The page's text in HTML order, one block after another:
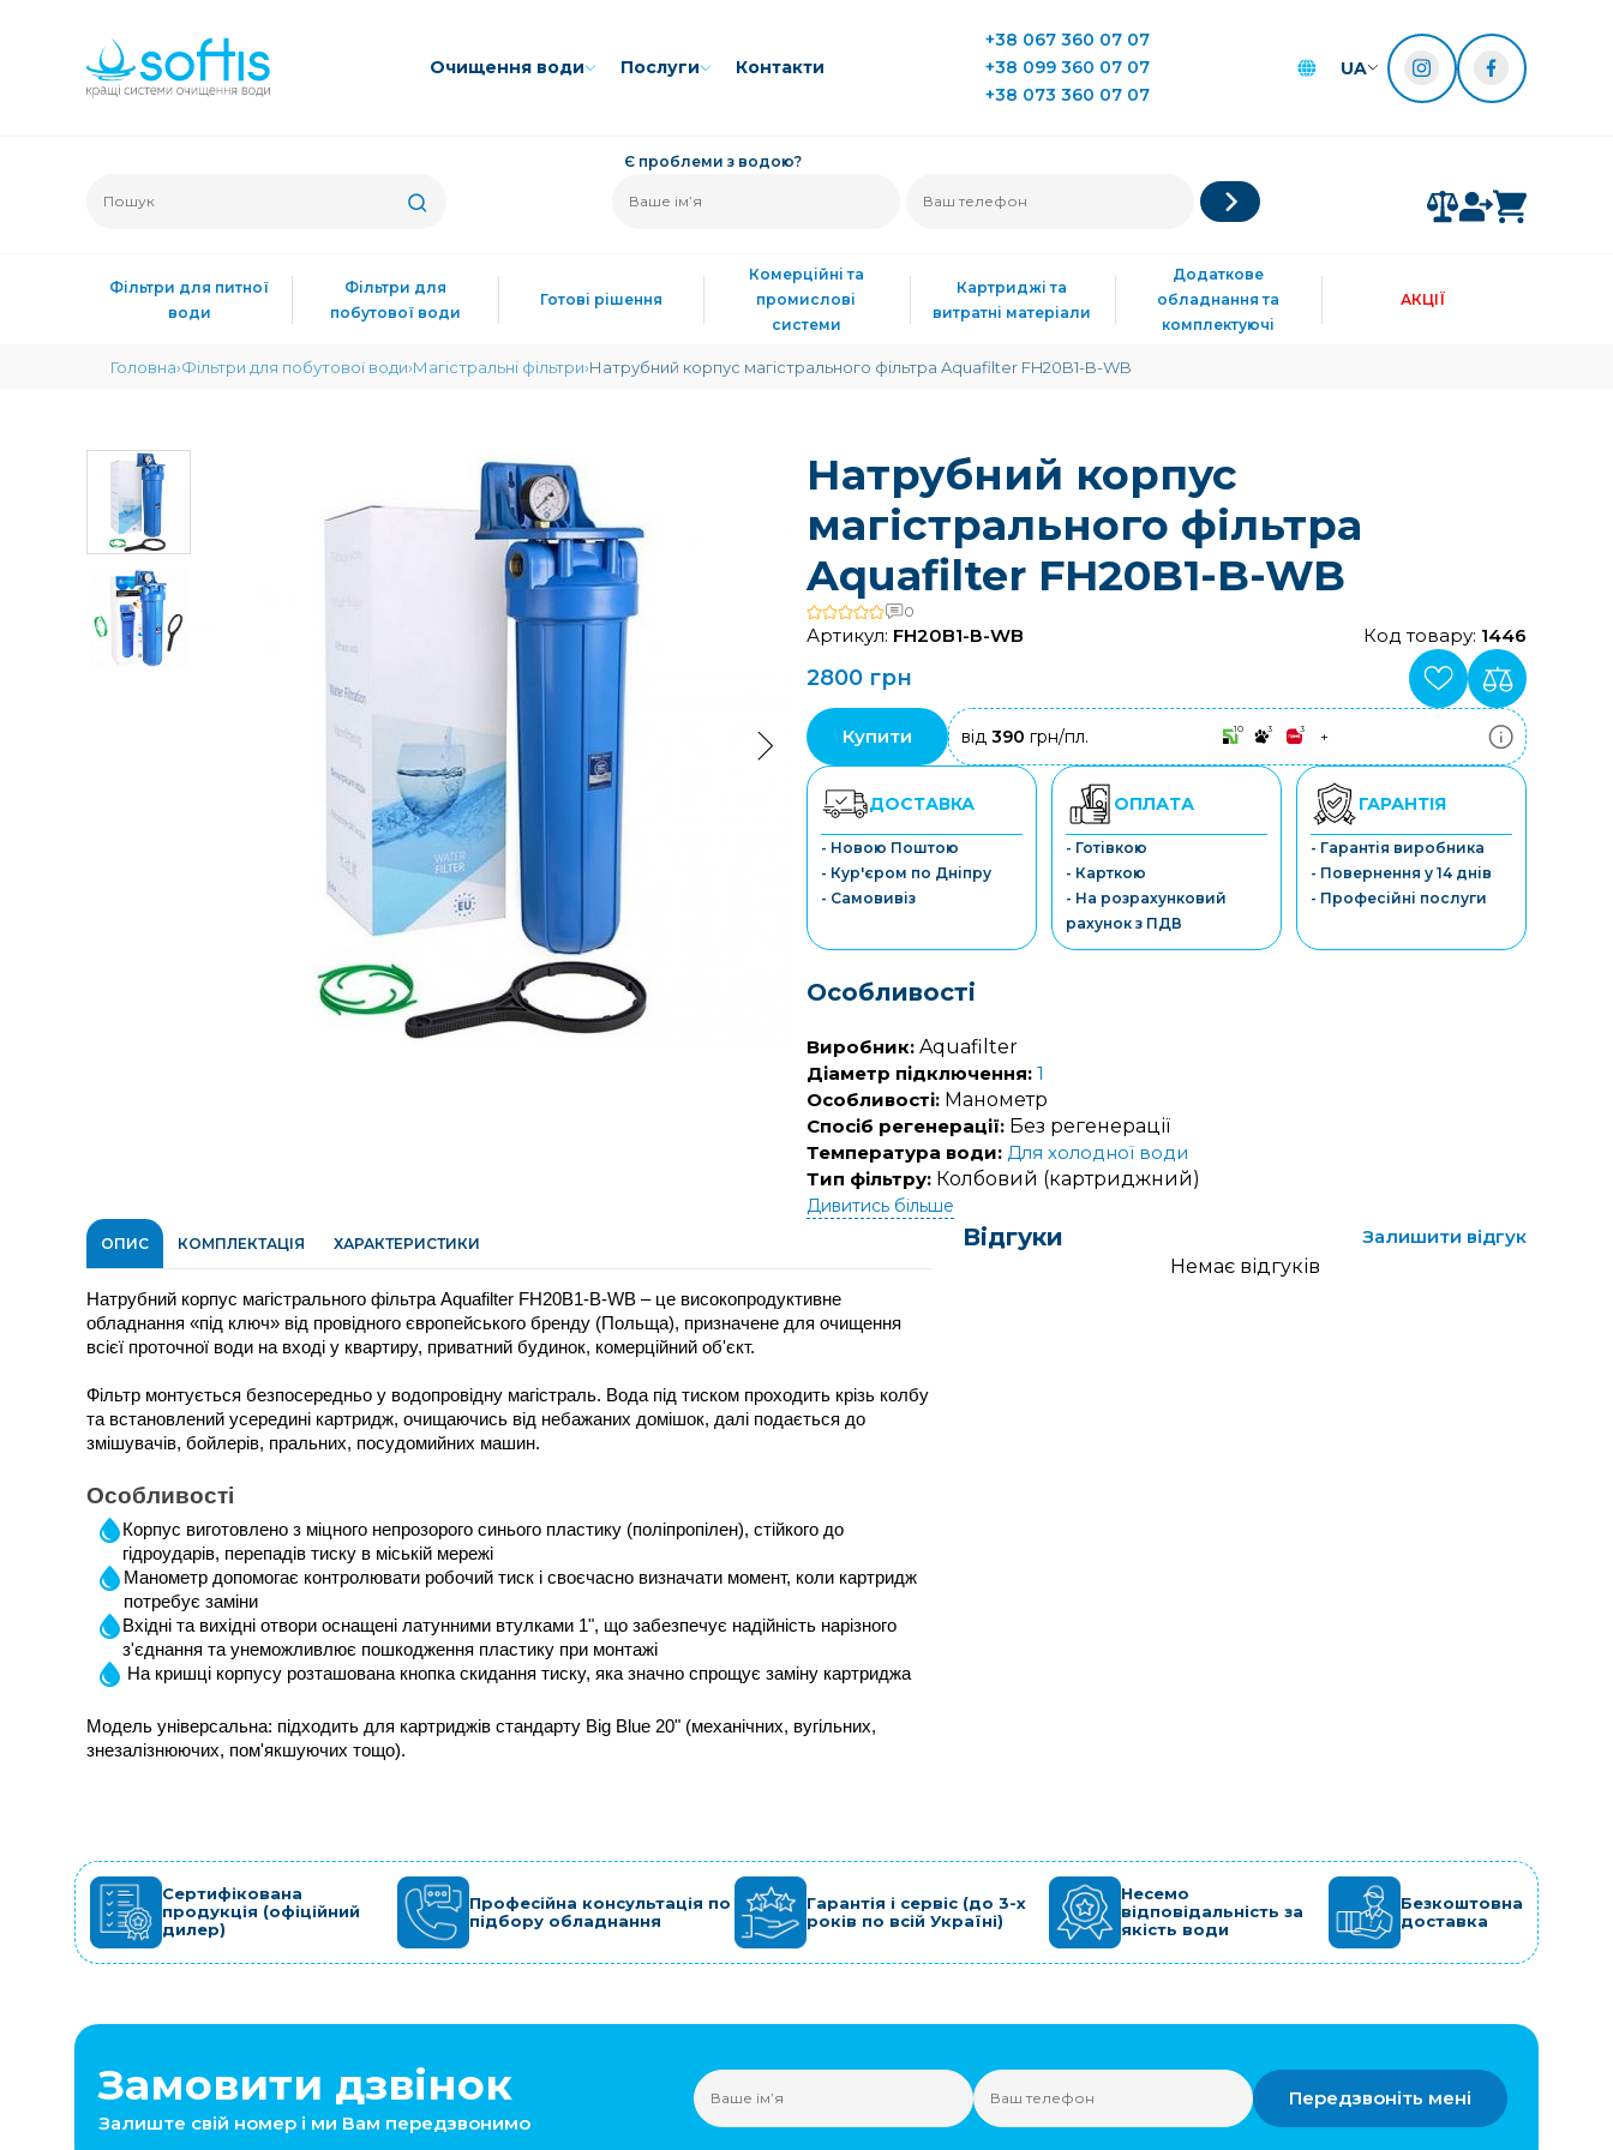
Очищення води Послуги Контакти
+38 067 360 07 07
+38 099 360 07 07
+38 073 360 07 07
UA
Є проблеми з водою?
Фільтри для питної
води
Фільтри для
побутової води
Готові рішення
Комерційні та
промислові
системи
Картриджі та
витратні матеріали
Додаткове
обладнання та
комплектуючі
АКЦІЇ
Головна Фільтри для побутової води Магістральні фільтри Натрубний корпус магістрального фільтра Aquafilter FH20B1-B-WB
Натрубний корпус
магістрального фільтра
Aquafilter FH20B1-B-WB
0
Артикул: FH20B1-В-WB Код товару: 1446
2800 грн
Купити від 390 грн/пл. 10 3 3 +
3-10 платежів, кредит 0.01%
Монобанк
3-7 платежів, кредит 0.01%
ПУМБ
3-10 платежів, кредит 0.01%
3-10 платежів, кредит 0.01%
3-10 платежів, кредит 0.01%
Sens-Банк
ДОСТАВКА
- Новою Поштою
- Кур'єром по Дніпру
- Самовивіз
ОПЛАТА
- Готівкою
- Карткою
- На розрахунковий
рахунок з ПДВ
ГАРАНТІЯ
- Гарантія виробника
- Повернення у 14 днів
- Професійні послуги
Особливості
Виробник: Aquafilter
Діаметр підключення: 1
Особливості: Манометр
Спосіб регенерації: Без регенерації
Температура води: Для холодної води
Тип фільтру: Колбовий (картриджний)
Дивитись більше
ОПИС КОМПЛЕКТАЦІЯ ХАРАКТЕРИСТИКИ
Натрубний корпус магістрального фільтра Aquafilter FH20B1-B-WB – це високопродуктивне
обладнання «під ключ» від провідного європейського бренду (Польща), призначене для очищення
всієї проточної води на вході у квартиру, приватний будинок, комерційний об'єкт.
Фільтр монтується безпосередньо у водопровідну магістраль. Вода під тиском проходить крізь колбу
та встановлений усередині картридж, очищаючись від небажаних домішок, далі подається до
змішувачів, бойлерів, пральних, посудомийних машин.
Особливості
Корпус виготовлено з міцного непрозорого синього пластику (поліпропілен), стійкого до
гідроударів, перепадів тиску в міській мережі
Манометр допомогає контролювати робочий тиск і своєчасно визначати момент, коли картридж
потребує заміни
Вхідні та вихідні отвори оснащені латунними втулками 1", що забезпечує надійність нарізного
з'єднання та унеможливлює пошкодження пластику при монтажі
На кришці корпусу розташована кнопка скидання тиску, яка значно спрощує заміну картриджа
Модель універсальна: підходить для картриджів стандарту Big Blue 20" (механічних, вугільних,
знезалізнюючих, пом'якшуючих тощо).
Відгуки
Залишити відгук
Немає відгуків
Сертифікована
продукція (офіційний
дилер)
Професійна консультація по
підбору обладнання
Гарантія і сервіс (до 3-х
років по всій Україні)
Несемо
відповідальність за
якість води
Безкоштовна
доставка
Замовити дзвінок
Залиште свій номер і ми Вам передзвонимо
Передзвоніть мені